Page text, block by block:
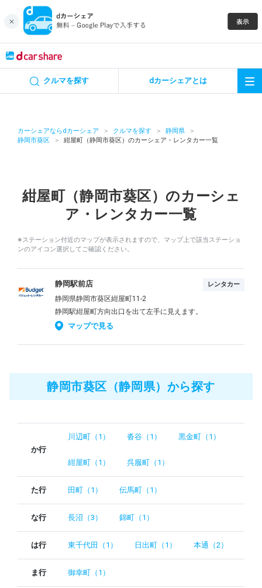
クルマを探す dカーシェアとは
カーシェアならdカーシェア クルマを探す
静岡県
静岡市葵区
紺屋町（静岡市葵区）のカーシェア・レンタカー一覧
紺屋町（静岡市葵区）のカーシェ
ア・レンタカー一覧
※ステーション付近のマップが表示されますので、マップ上で該当ステーショ
ンのアイコン選択してご確認ください。
静岡駅前店 レンタカー
静岡県静岡市葵区紺屋町11-2
静岡駅紺屋町方向出口を出て左手に見えます。
マップで見る
静岡市葵区（静岡県）から探す
か行
川辺町（1） 沓谷（1） 黒金町（1）
紺屋町（1） 呉服町（1）
た行 田町（1） 伝馬町（1）
な行 長沼（3） 錦町（1）
は行 東千代田（1） 日出町（1） 本通（2）
ま行 御幸町（1）
カーシェア
特集
アプリの使い方